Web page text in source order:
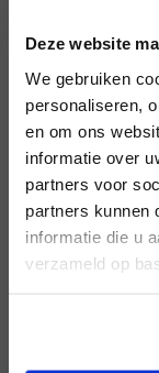
Deze website
We gebruiken
personaliseren,
en om ons
informatie over
partners voor
partners kunnen
informatie die u
verzameld op
aan of
MERK
PENN&INK N.Y
MERK